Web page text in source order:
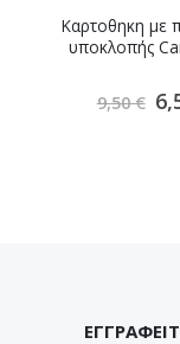
Καρτοθηκη με
υποκλοπής
9,50 €